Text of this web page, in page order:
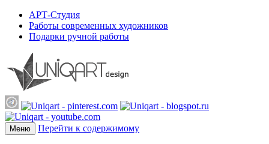
АРТ-Студия
Работы современных художников
Подарки ручной работы
Меню Перейти к содержимому